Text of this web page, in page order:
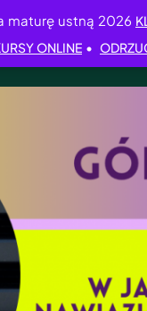
maturę ustną 2026
ONLINE •